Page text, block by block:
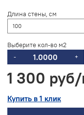
Длина стены, см
Выберите кол-во м2
- +
1 300 руб
Купить в 1 клик